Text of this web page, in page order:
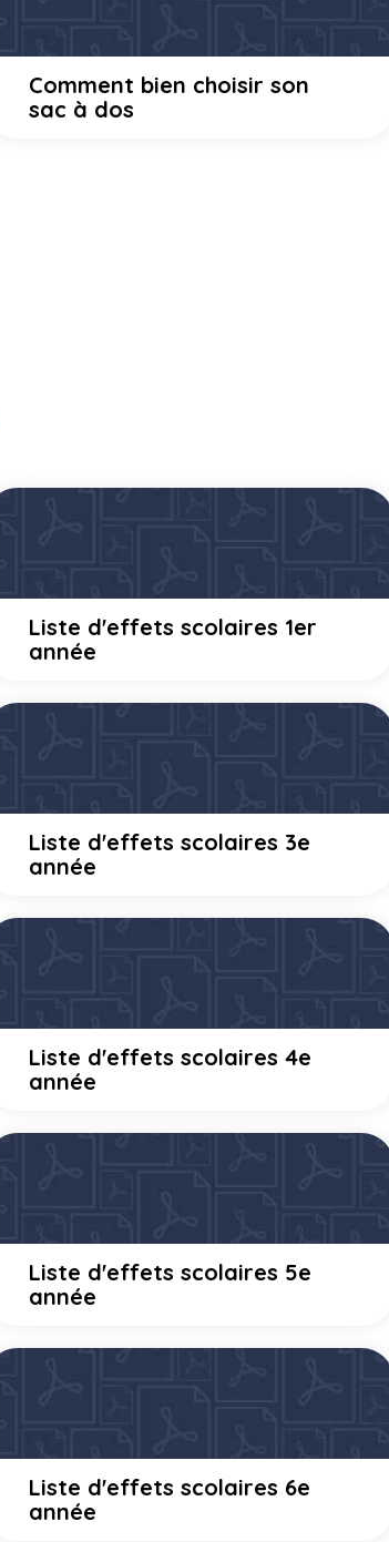
Comment bien choisir son
sac à dos
Liste d'effets scolaires 1er
année
Liste d'effets scolaires 3e
année
Liste d'effets scolaires 4e
année
Liste d'effets scolaires 5e
année
Liste d'effets scolaires 6e
année